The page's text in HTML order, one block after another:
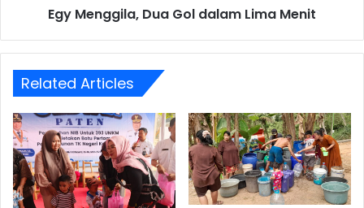
Egy Menggila, Dua Gol dalam Lima Menit
Related Articles